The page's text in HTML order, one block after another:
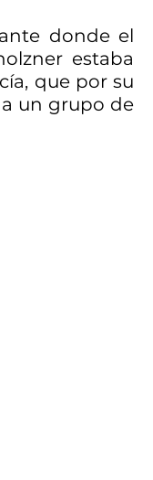
donde el
estaba
que por su
un grupo de